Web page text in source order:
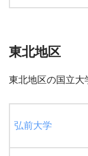
東北地区
東北地区の国立大
弘前大学